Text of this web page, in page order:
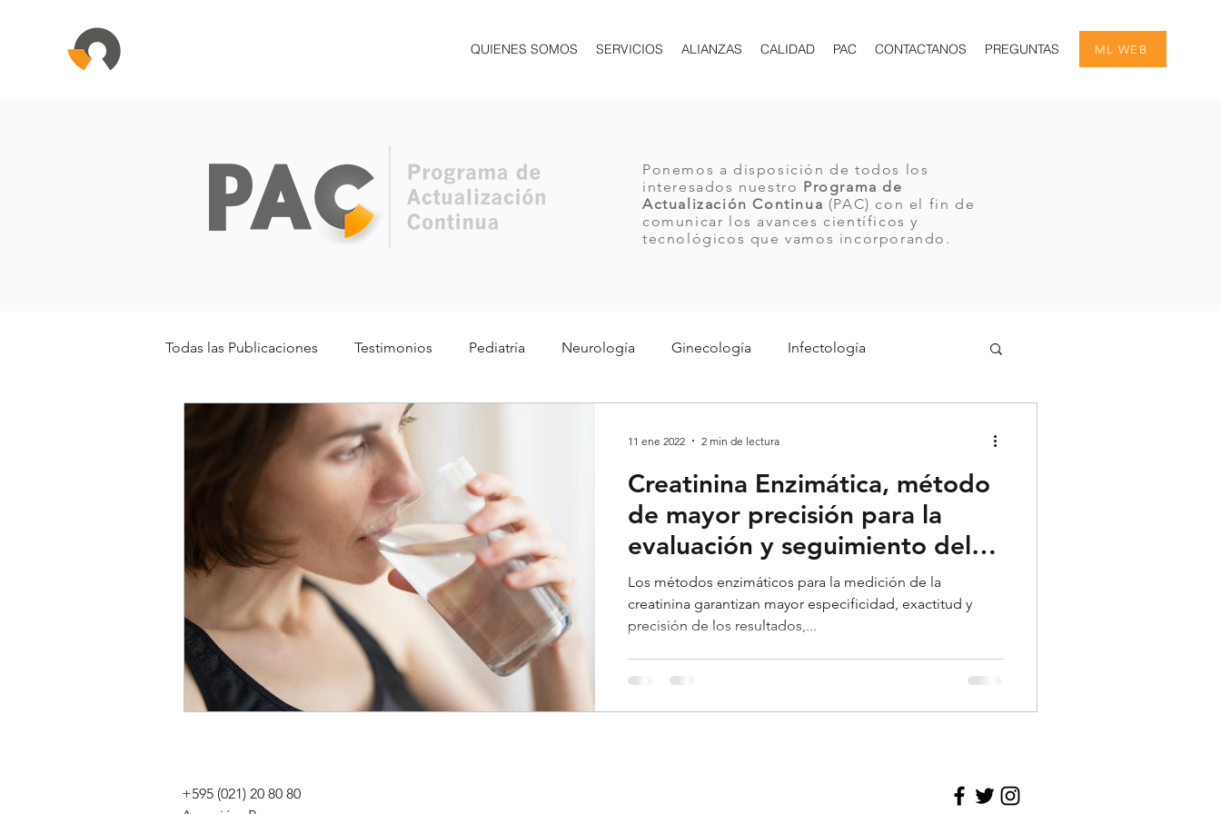
QUIENES SOMOS SERVICIOS ALIANZAS CALIDAD PAC CONTACTANOS PREGUNTAS ML WEB
Ponemos a disposición de todos los
interesados nuestro Programa de
Actualización Continua (PAC) con el fin de
comunicar los avances científicos y
tecnológicos que vamos incorporando.
Todas las Publicaciones Testimonios Pediatría Neurología Ginecología Infectología
Genómica Cardiología
Gastroenterología Inmunología Estadísticas Neumología Toxicología Psiquiatría
Alergología Nefrología Hematología
Creatinina Enzimática, método
de mayor precisión para la
evaluación y seguimiento del
paciente
Los métodos enzimáticos para la medición de la
creatinina garantizan mayor especificidad, exactitud y
precisión de los resultados,...
11 ene 2022 2 min de lectura
+595 (021) 20 80 80